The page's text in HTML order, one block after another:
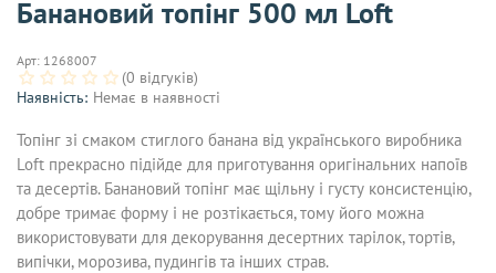
Банановий топінг 500 мл Loft
Арт: 1268007
(0 відгуків)
Наявність: Немає в наявності
Топінг зі смаком стиглого банана від українського виробника
Loft прекрасно підійде для приготування оригінальних напоїв
та десертів. Банановий топінг має щільну і густу консистенцію,
добре тримає форму і не розтікається, тому його можна
використовувати для декорування десертних тарілок, тортів,
випічки, морозива, пудингів та інших страв.